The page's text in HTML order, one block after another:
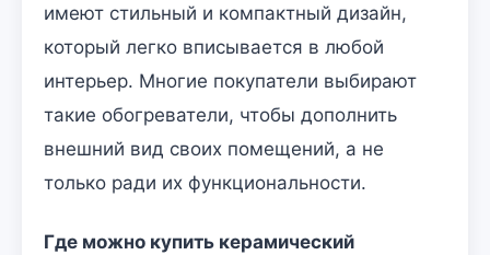
имеют стильный и компактный дизайн,
который легко вписывается в любой
интерьер. Многие покупатели выбирают
такие обогреватели, чтобы дополнить
внешний вид своих помещений, а не
только ради их функциональности.
Где можно купить керамический